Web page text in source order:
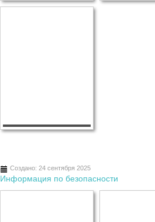
Создано: 24 сентября 2025
Информация по безопасности